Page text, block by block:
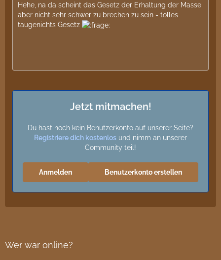
Hehe, na da scheint das Gesetz der Erhaltung der Masse
aber nicht sehr schwer zu brechen zu sein - tolles
taugenichts Gesetz
Jetzt mitmachen!
Du hast noch kein Benutzerkonto auf unserer Seite?
Registriere dich kostenlos und nimm an unserer
Community teil!
Benutzerkonto erstellen
Anmelden
Wer war online?